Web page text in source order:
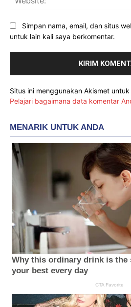
Simpan nama, email, dan situs
untuk lain kali saya berkomentar.
Situs ini menggunakan Akismet
Pelajari bagaimana data komentar